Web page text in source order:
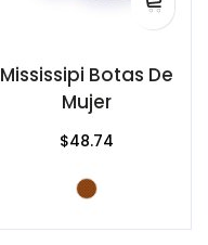
Mississipi Botas De
Mujer
$48.74